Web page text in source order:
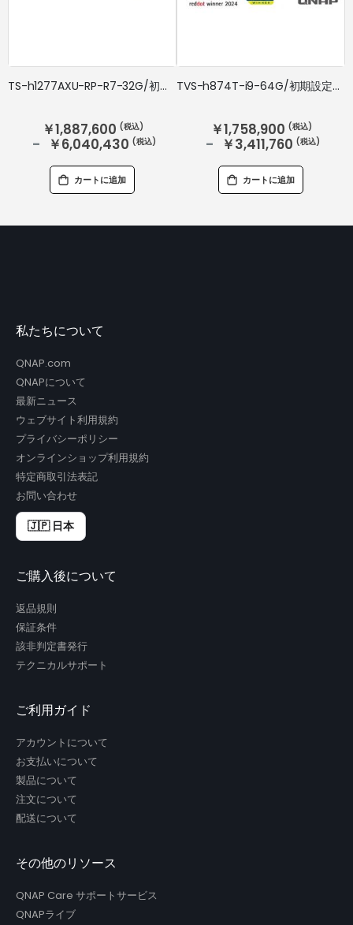
TS-h1277AXU-RP-R7-32G/初期設定済/ドライブ搭載/5年標準保証
￥1,887,600
￥6,040,430
カートに追加
TVS-h874T-i9-64G/初期設定済/ドライブ搭載/5年標準保証
￥1,758,900
￥3,411,760
カートに追加
私たちについて
QNAP.com
QNAPについて
最新ニュース
ウェブサイト利用規約
プライバシーポリシー
オンラインショップ利用規約
特定商取引法表記
お問い合わせ
🇯🇵 日本
ご購入後について
返品規則
保証条件
該非判定書発行
テクニカルサポート
ご利用ガイド
アカウントについて
お支払いについて
製品について
注文について
配送について
その他のリソース
QNAP Care サポートサービス
QNAPライブ